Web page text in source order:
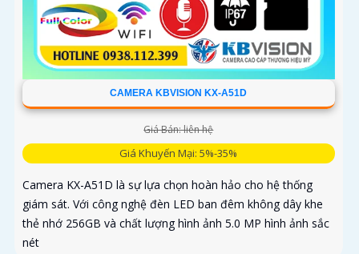
CAMERA KBVISION KX-A51D
Giá Bán: liên hệ
Giá Khuyến Mại: 5%-35%
Camera KX-A51D là sự lựa chọn hoàn hảo cho hệ thống
giám sát. Với công nghệ đèn LED ban đêm không dây khe
thẻ nhớ 256GB và chất lượng hình ảnh 5.0 MP hình ảnh sắc
nét